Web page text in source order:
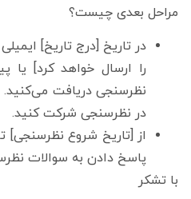
مراحل بعدی چیست؟
در تاریخ [درج تاریخ]
را ارسال خواهد کرد] یا
نظرسنجی دریافت می‌کنید.
در نظرسنجی شرکت کنید.
از [تاریخ شروع نظرسنجی]
پاسخ دادن به سوالات
با تشکر